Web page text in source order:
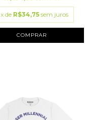
x de R$34,75 sem juros
COMPRAR